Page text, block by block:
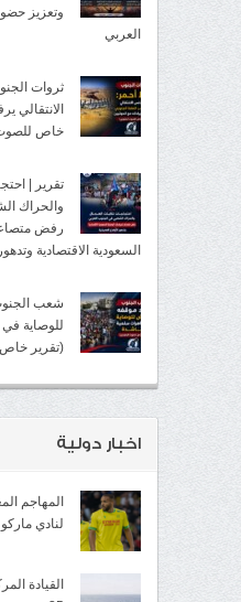
وتعزيز
العربي
ثروات
الانتقالي
خاص
تقرير |
والحراك
رفض
السعودية الاقتصادية
شعب
للوصاية
(تقرير
اخبار دولية
المهاجم
لنادي ماركو
القيادة